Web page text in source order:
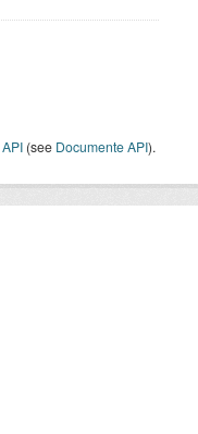
API (see Documente API).